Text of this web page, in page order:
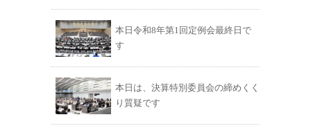
本日令和8年第1回定例会最終日で
す
本日は、決算特別委員会の締めくく
り質疑です